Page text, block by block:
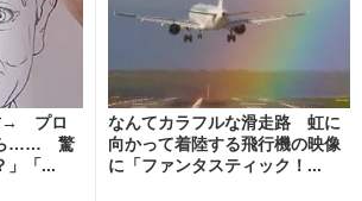
→ プロ
ら…… 驚
」「...
なんてカラフルな滑走路 虹に
向かって着陸する飛行機の映像
に「ファンタスティック！...